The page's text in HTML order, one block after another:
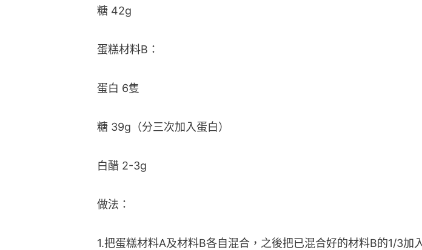
糖 42g
蛋糕材料B：
蛋白 6隻
糖 39g（分三次加入蛋白）
白醋 2-3g
做法：
1.把蛋糕材料A及材料B各自混合，之後把已混合好的材料B的1/3加